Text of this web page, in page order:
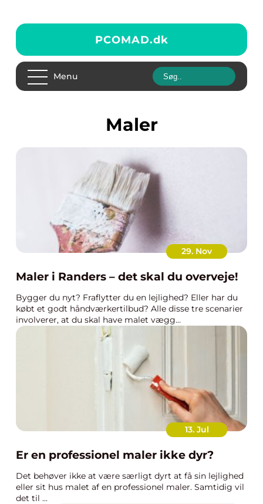
PCOMAD.dk
Menu
maler
29. Nov
Maler i Randers – det skal du overveje!
Bygger du nyt? Fraflytter du en lejlighed? Eller har du
købt et godt håndværkertilbud? Alle disse tre scenarier
involverer, at du skal have malet vægg...
13. Jul
Er en professionel maler ikke dyr?
Det behøver ikke at være særligt dyrt at få sin lejlighed
eller sit hus malet af en professionel maler. Samtidig vil
det til ...